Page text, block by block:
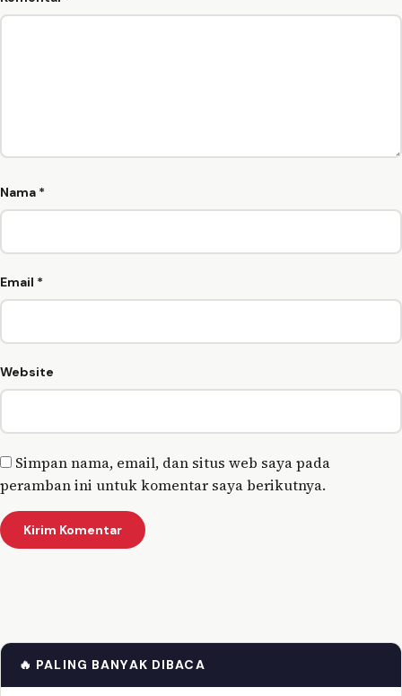
Nama *
Email *
Website
Simpan nama, email, dan situs web saya pada
peramban ini untuk komentar saya berikutnya.
🔥 PALING BANYAK DIBACA